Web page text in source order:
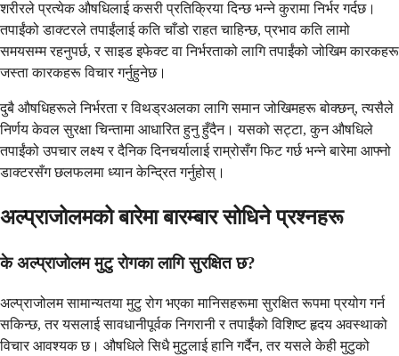
शरीरले प्रत्येक औषधिलाई कसरी प्रतिक्रिया दिन्छ भन्ने कुरामा निर्भर गर्दछ।
तपाईंको डाक्टरले तपाईंलाई कति चाँडो राहत चाहिन्छ, प्रभाव कति लामो
समयसम्म रहनुपर्छ, र साइड इफेक्ट वा निर्भरताको लागि तपाईंको जोखिम कारकहरू
जस्ता कारकहरू विचार गर्नुहुनेछ।
दुबै औषधिहरूले निर्भरता र विथड्रअलका लागि समान जोखिमहरू बोक्छन्, त्यसैले
निर्णय केवल सुरक्षा चिन्तामा आधारित हुनु हुँदैन। यसको सट्टा, कुन औषधिले
तपाईंको उपचार लक्ष्य र दैनिक दिनचर्यालाई राम्रोसँग फिट गर्छ भन्ने बारेमा आफ्नो
डाक्टरसँग छलफलमा ध्यान केन्द्रित गर्नुहोस्।
अल्प्राजोलमको बारेमा बारम्बार सोधिने प्रश्नहरू
के अल्प्राजोलम मुटु रोगका लागि सुरक्षित छ?
अल्प्राजोलम सामान्यतया मुटु रोग भएका मानिसहरूमा सुरक्षित रूपमा प्रयोग गर्न
सकिन्छ, तर यसलाई सावधानीपूर्वक निगरानी र तपाईंको विशिष्ट हृदय अवस्थाको
विचार आवश्यक छ। औषधिले सिधै मुटुलाई हानि गर्दैन, तर यसले केही मुटुको